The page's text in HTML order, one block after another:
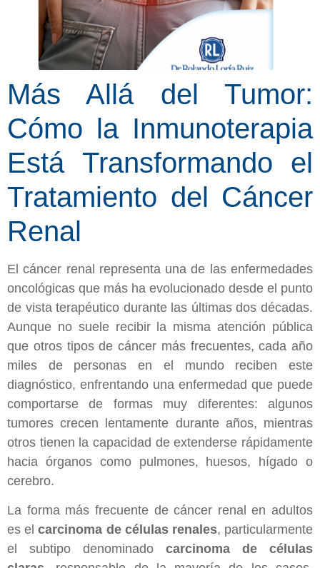
Más Allá del Tumor:
Cómo la Inmunoterapia
Está Transformando el
Tratamiento del Cáncer
Renal
El cáncer renal representa una de las enfermedades
oncológicas que más ha evolucionado desde el punto
de vista terapéutico durante las últimas dos décadas.
Aunque no suele recibir la misma atención pública
que otros tipos de cáncer más frecuentes, cada año
miles de personas en el mundo reciben este
diagnóstico, enfrentando una enfermedad que puede
comportarse de formas muy diferentes: algunos
tumores crecen lentamente durante años, mientras
otros tienen la capacidad de extenderse rápidamente
hacia órganos como pulmones, huesos, hígado o
cerebro.
La forma más frecuente de cáncer renal en adultos
es elcarcinoma de células renales, particularmente
el subtipo denominado carcinoma de células